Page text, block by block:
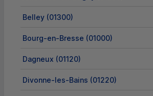
Belley (01300)
Bourg-en-Bresse (01000)
Dagneux (01120)
Divonne-les-Bains (01220)